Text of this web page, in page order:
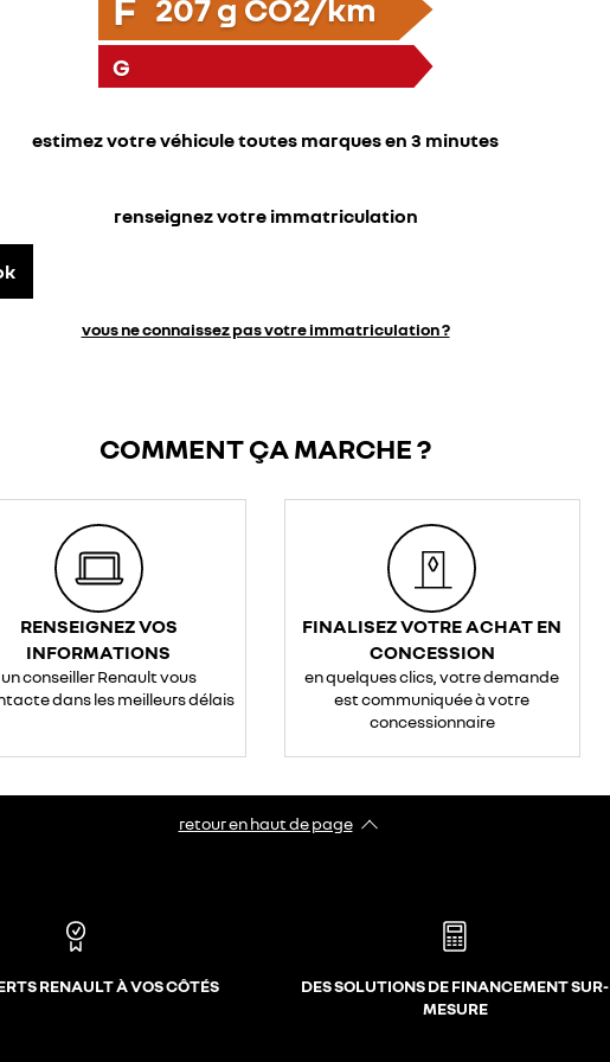
207g CO2/km
G
estimez votre véhicule toutes marques en 3 minutes
renseignez votre immatriculation
vous ne connaissez pas votre immatriculation ?
COMMENT ÇA MARCHE ?
RENSEIGNEZ VOS
INFORMATIONS
un conseiller Renault vous
dans les meilleurs délais
FINALISEZ VOTRE ACHAT EN
CONCESSION
en quelques clics, votre demande
est communiquée à votre
concessionnaire
retour en haut de page​
RENAULT À VOS CÔTÉS
DES SOLUTIONS DE FINANCEMENT SUR-
MESURE